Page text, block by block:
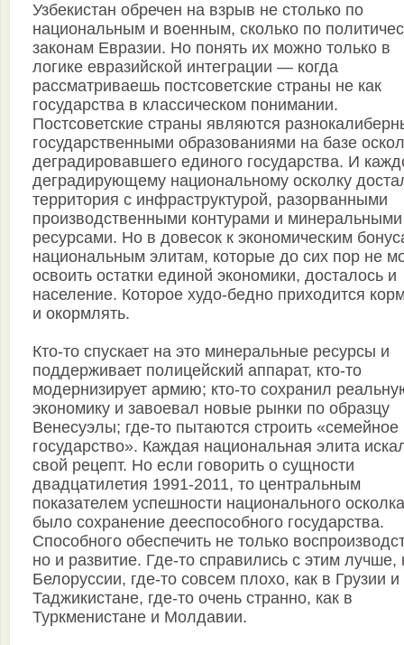
Узбекистан обречен на взрыв не столько по
национальным и военным, сколько по
законам Евразии. Но понять их можно только в
логике евразийской интеграции — когда
рассматриваешь постсоветские страны не как
государства в классическом понимании.
Постсоветские страны являются
государственными образованиями на базе
деградировавшего единого государства. И
деградирующему национальному осколку
территория с инфраструктурой, разорванными
производственными контурами и минеральными
ресурсами. Но в довесок к экономическим
национальным элитам, которые до сих пор не
освоить остатки единой экономики, досталось и
население. Которое худо-бедно приходится
и окормлять.
Кто-то спускает на это минеральные ресурсы и
поддерживает полицейский аппарат, кто-то
модернизирует армию; кто-то сохранил
экономику и завоевал новые рынки по образцу
Венесуэлы; где-то пытаются строить «семейное
государство». Каждая национальная элита
свой рецепт. Но если говорить о сущности
двадцатилетия 1991-2011, то центральным
показателем успешности национального осколка
было сохранение дееспособного государства.
Способного обеспечить не только
но и развитие. Где-то справились с этим лучше,
Белоруссии, где-то совсем плохо, как в Грузии и
Таджикистане, где-то очень странно, как в
Туркменистане и Молдавии.